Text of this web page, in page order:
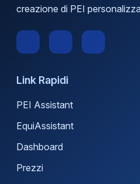
creazione di PEI
Link Rapidi
PEI Assistant
EquiAssistant
Dashboard
Prezzi